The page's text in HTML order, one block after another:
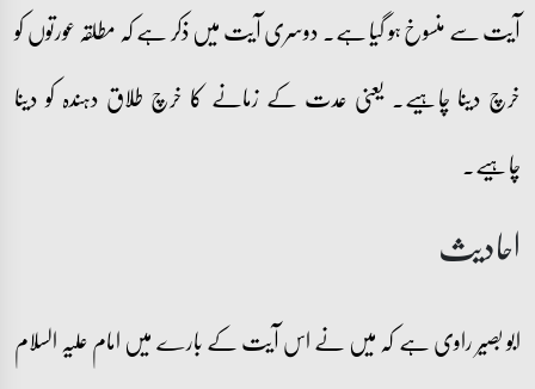
آیت سے منسوخ ہو گیا ہے۔ دوسری آیت میں ذکر ہے کہ مطلقہ عورتوں کو
خرچ دینا چاہیے۔ یعنی عدت کے زمانے کا خرچ طلاق دہندہ کو دینا
چاہیے۔
احادیث
ابو بصیر راوی ہے کہ میں نے اس آیت کے بارے میں امام علیہ السلام